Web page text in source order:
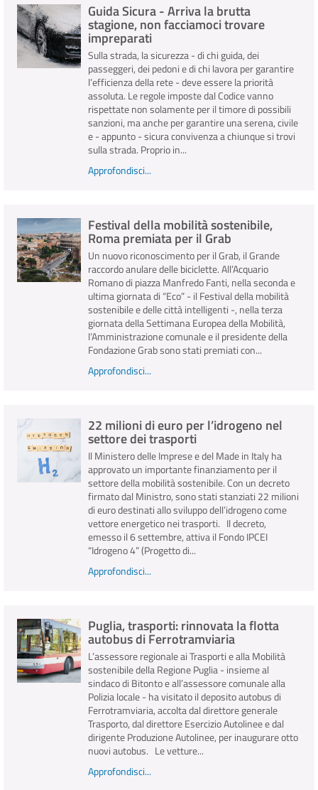
Guida Sicura - Arriva la brutta
stagione, non facciamoci trovare
impreparati
Sulla strada, la sicurezza - di chi guida, dei
passeggeri, dei pedoni e di chi lavora per garantire
l’efficienza della rete - deve essere la priorità
assoluta. Le regole imposte dal Codice vanno
rispettate non solamente per il timore di possibili
sanzioni, ma anche per garantire una serena, civile
e - appunto - sicura convivenza a chiunque si trovi
sulla strada. Proprio in...
Approfondisci...
Festival della mobilità sostenibile,
Roma premiata per il Grab
Un nuovo riconoscimento per il Grab, il Grande
raccordo anulare delle biciclette. All’Acquario
Romano di piazza Manfredo Fanti, nella seconda e
ultima giornata di “Eco” - il Festival della mobilità
sostenibile e delle città intelligenti -, nella terza
giornata della Settimana Europea della Mobilità,
l’Amministrazione comunale e il presidente della
Fondazione Grab sono stati premiati con...
Approfondisci...
22 milioni di euro per l’idrogeno nel
settore dei trasporti
Il Ministero delle Imprese e del Made in Italy ha
approvato un importante finanziamento per il
settore della mobilità sostenibile. Con un decreto
firmato dal Ministro, sono stati stanziati 22 milioni
di euro destinati allo sviluppo dell’idrogeno come
vettore energetico nei trasporti. Il decreto,
emesso il 6 settembre, attiva il Fondo IPCEI
“Idrogeno 4” (Progetto di...
Approfondisci...
Puglia, trasporti: rinnovata la flotta
autobus di Ferrotramviaria
L’assessore regionale ai Trasporti e alla Mobilità
sostenibile della Regione Puglia - insieme al
sindaco di Bitonto e all’assessore comunale alla
Polizia locale - ha visitato il deposito autobus di
Ferrotramviaria, accolta dal direttore generale
Trasporto, dal direttore Esercizio Autolinee e dal
dirigente Produzione Autolinee, per inaugurare otto
nuovi autobus. Le vetture...
Approfondisci...